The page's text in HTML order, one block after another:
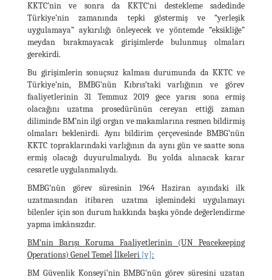
KKTC’nin ve sonra da KKTC’ni destekleme sadedinde
Türkiye’nin zamanında tepki göstermiş ve “yerleşik
uygulamaya” aykırılığı önleyecek ve yöntemde “eksikliğe”
meydan bırakmayacak girişimlerde bulunmuş olmaları
gerekirdi.
Bu girişimlerin sonuçsuz kalması durumunda da KKTC ve
Türkiye’nin, BMBG’nün Kıbrıs’taki varlığının ve görev
faaliyetlerinin 31 Temmuz 2019 gece yarısı sona ermiş
olacağını uzatma prosedürünün cereyan ettiği zaman
diliminde BM’nin ilgi organ ve makamlarına resmen bildirmiş
olmaları beklenirdi. Aynı bildirim çerçevesinde BMBG’nün
KKTC topraklarındaki varlığının da aynı gün ve saatte sona
ermiş olacağı duyurulmalıydı. Bu yolda alınacak karar
cesaretle uygulanmalıydı.
BMBG’nün görev süresinin 1964 Haziran ayındaki ilk
uzatmasından itibaren uzatma işlemindeki uygulamayı
bilenler için son durum hakkında başka yönde değerlendirme
yapma imkânsızdır.
BM’nin Barışı Koruma Faaliyetlerinin (UN Peacekeeping
Operations) Genel Temel İlkeleri [v]:
BM Güvenlik Konseyi’nin BMBG’nün görev süresini uzatan